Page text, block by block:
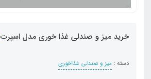
خرید میز و صندلی غذا خوری مدل اسپرت
دسته : میز و صندلی غذاخوری